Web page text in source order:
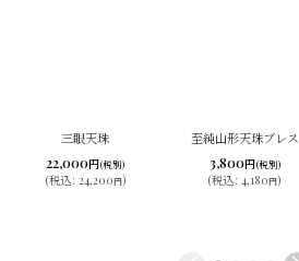
三眼天珠
22,000円(税別)
(税込: 24,200円)
至純山形天珠ブレス
3,800円(税別)
(税込: 4,180円)